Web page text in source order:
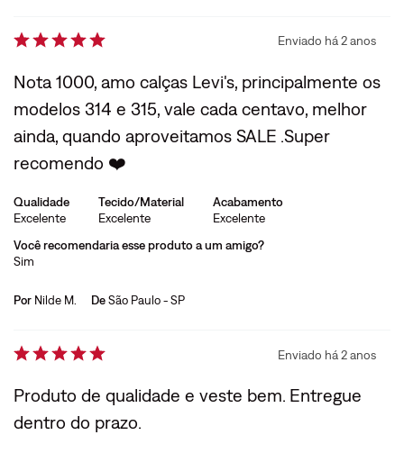
Enviado há2 anos
Nota 1000, amo calças Levi's, principalmente os
modelos 314 e 315, vale cada centavo, melhor
ainda, quando aproveitamos SALE .Super
recomendo ❤️
Qualidade
Excelente
Tecido/Material
Excelente
Acabamento
Excelente
Você recomendaria esse produto a um amigo?
Sim
Por Nilde M. DeSão Paulo - SP
Enviado há2 anos
Produto de qualidade e veste bem. Entregue
dentro do prazo.